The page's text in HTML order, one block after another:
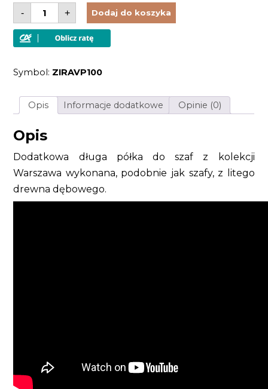
-
ilość
Półka
długa
do
szaf
Warszawa
dębowe
+ Dodaj do koszyka
Symbol: ZIRAVP100
Opis Informacje dodatkowe Opinie (0)
Opis
Dodatkowa długa półka do szaf z kolekcji
Warszawa wykonana, podobnie jak szafy, z litego
drewna dębowego.